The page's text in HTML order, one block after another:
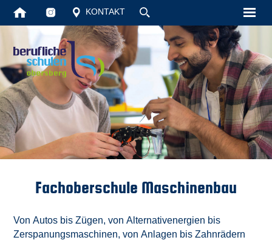
KONTAKT
Fachoberschule Maschinenbau
Von Autos bis Zügen, von Alternativenergien bis
Zerspanungsmaschinen, von Anlagen bis Zahnrädern
Startseite
Unsere
Schüler
Vollzeit
Aktuelles
Kontakt
Fachschule
Höhere